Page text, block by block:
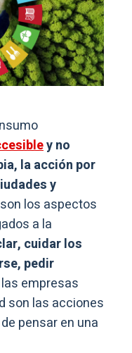
y no
la acción por
y
son los aspectos
a la
cuidar los
pedir
empresas
son las acciones
pensar en una